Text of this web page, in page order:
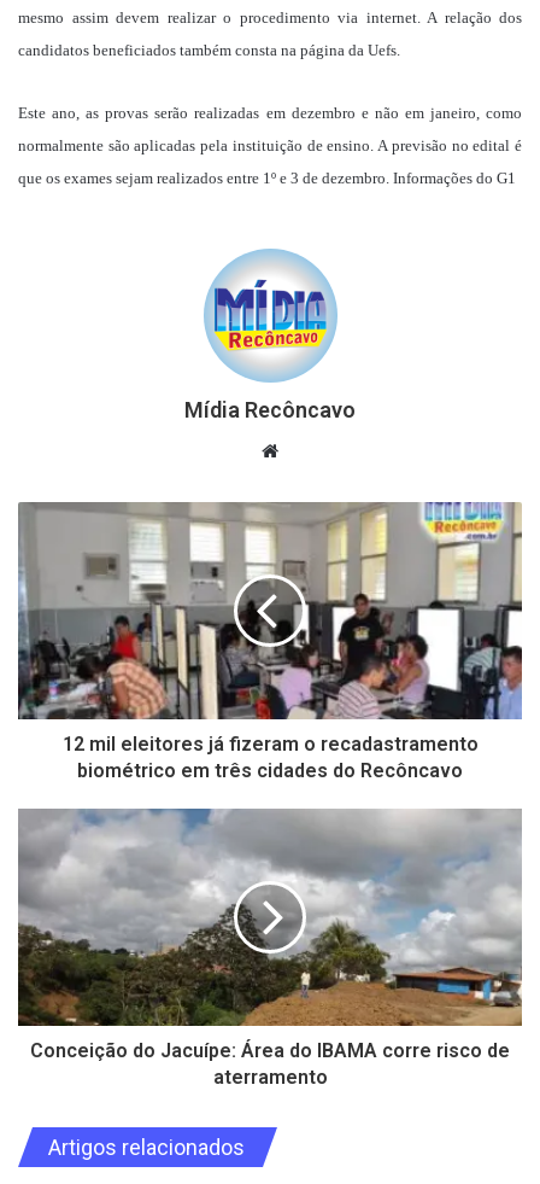
mesmo assim devem realizar o procedimento via internet. A relação dos
candidatos beneficiados também consta na página da Uefs.
Este ano, as provas serão realizadas em dezembro e não em janeiro, como
normalmente são aplicadas pela instituição de ensino. A previsão no edital é
que os exames sejam realizados entre 1º e 3 de dezembro. Informações do G1
Mídia Recôncavo
Website
12 mil eleitores já fizeram o recadastramento
biométrico em três cidades do Recôncavo
Conceição do Jacuípe: Área do IBAMA corre risco de
aterramento
Artigos relacionados